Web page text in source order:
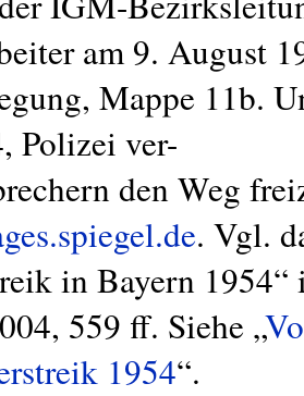
am 9. August
Mappe 11b.
Polizei ver-
den Weg
. Vgl.
in Bayern
559 ff. Siehe „
1954“.